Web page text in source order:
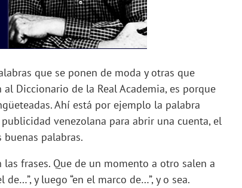
que se ponen de moda y otras que
Diccionario de la Real Academia, es porque
Ahí está por ejemplo la palabra
venezolana para abrir una cuenta, el
palabras.
frases. Que de un momento a otro salen a
y luego “en el marco de…”, y o sea.